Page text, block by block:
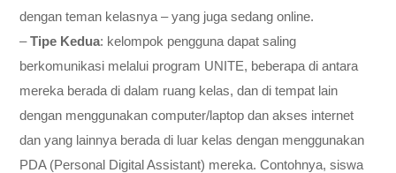
dengan teman kelasnya – yang juga sedang online.
–Tipe Kedua: kelompok pengguna dapat saling
berkomunikasi melalui program UNITE, beberapa di antara
mereka berada di dalam ruang kelas, dan di tempat lain
dengan menggunakan computer/laptop dan akses internet
dan yang lainnya berada di luar kelas dengan menggunakan
PDA (Personal Digital Assistant) mereka. Contohnya, siswa